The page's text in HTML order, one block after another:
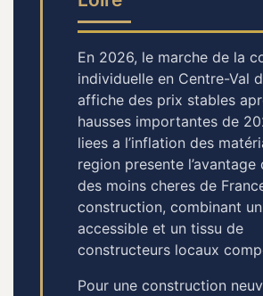
En 2026, le marche de la
individuelle en Centre-Val
affiche des prix stables
hausses importantes de
liees a l’inflation des
region presente l’avantage
des moins cheres de
construction, combinant
accessible et un tissu de
constructeurs locaux
Pour une construction